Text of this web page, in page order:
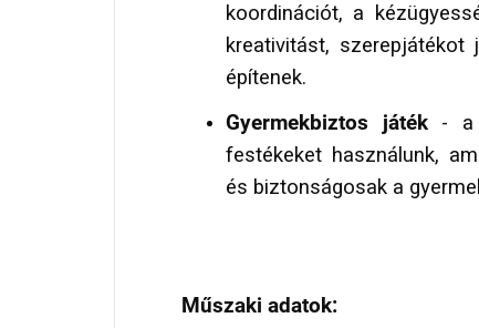
koordinációt, a
kreativitást,
építenek.
Gyermekbiztos játék- a
festékeket használunk,
és biztonságosak a
Műszaki adatok: